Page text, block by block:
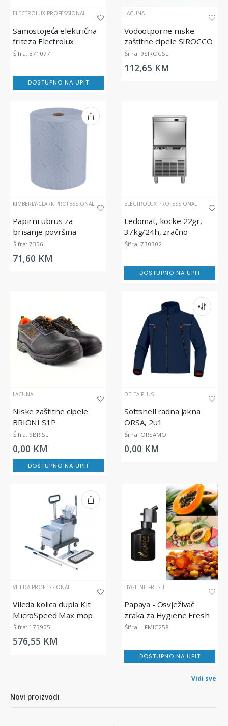
ELECTROLUX PROFESSIONAL
Samostojeća električna
friteza Electrolux
Professional 700XP, 7
Šifra: 371077
DOSTUPNO NA UPIT
LACUNA
Vodootporne niske
zaštitne cipele SIROCCO
| S3S FO SR ESD
Šifra: 9SIROCSL
112,65 KM
KIMBERLY-CLARK PROFESSIONAL
Papirni ubrus za
brisanje površina
WypAll® L20 Essential -
Jumbo Rola, dvoslojna,
plava
Šifra: 7356
71,60 KM
ELECTROLUX PROFESSIONAL
Ledomat, kocke 22gr,
37kg/24h, zračno
hlađenje
Šifra: 730302
DOSTUPNO NA UPIT
LACUNA
Niske zaštitne cipele
BRIONI S1P
Šifra: 9BRISL
0,00 KM
DOSTUPNO NA UPIT
DELTA PLUS
Softshell radna jakna
ORSA, 2u1
Šifra: ORSAMO
0,00 KM
VILEDA PROFESSIONAL
Vileda kolica dupla Kit
MicroSpeed Max mop
Šifra: 173905
576,55 KM
HYGIENE FRESH
Papaya - Osvježivač
zraka za Hygiene Fresh
difuzor, 200 ml
Šifra: HFMIC258
DOSTUPNO NA UPIT
Vidi sve
Novi proizvodi